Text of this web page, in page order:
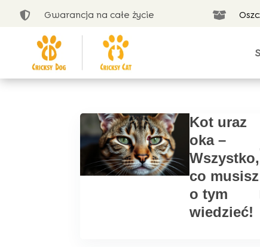
 Gwarancja na całe życie 
Kot uraz
oka –
Wszystko,
co musisz
o tym
wiedzieć!